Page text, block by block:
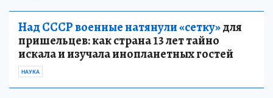
Над СССР военные натянули «сетку»для
пришельцев: как страна 13 лет тайно
искала и изучала инопланетных гостей
НАУКА